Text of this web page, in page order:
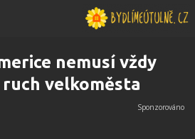
nemusí vždy
velkoměsta